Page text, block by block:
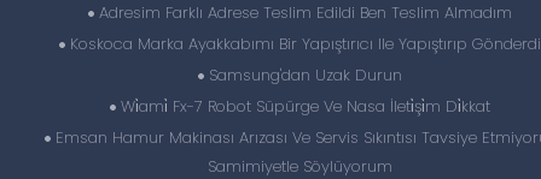
Adresim Farklı Adrese Teslim Edildi Ben Teslim Almadım
Koskoca Marka Ayakkabımı Bir Yapıştırıcı Ile Yapıştırıp Gönderdi
Samsung'dan Uzak Durun
Wi̇ami̇ Fx-7 Robot Süpürge Ve Nasa İleti̇şi̇m Di̇kkat
Emsan Hamur Makinası Arızası Ve Servis Sıkıntısı Tavsiye
Samimiyetle Söylüyorum